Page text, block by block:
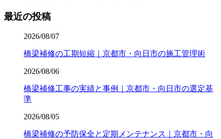
最近の投稿
2026/08/07
橋梁補修の工期短縮｜京都市・向日市の施工管理術
2026/08/06
橋梁補修工事の実績と事例｜京都市・向日市の選定基
準
2026/08/05
橋梁補修の予防保全と定期メンテナンス｜京都市・向